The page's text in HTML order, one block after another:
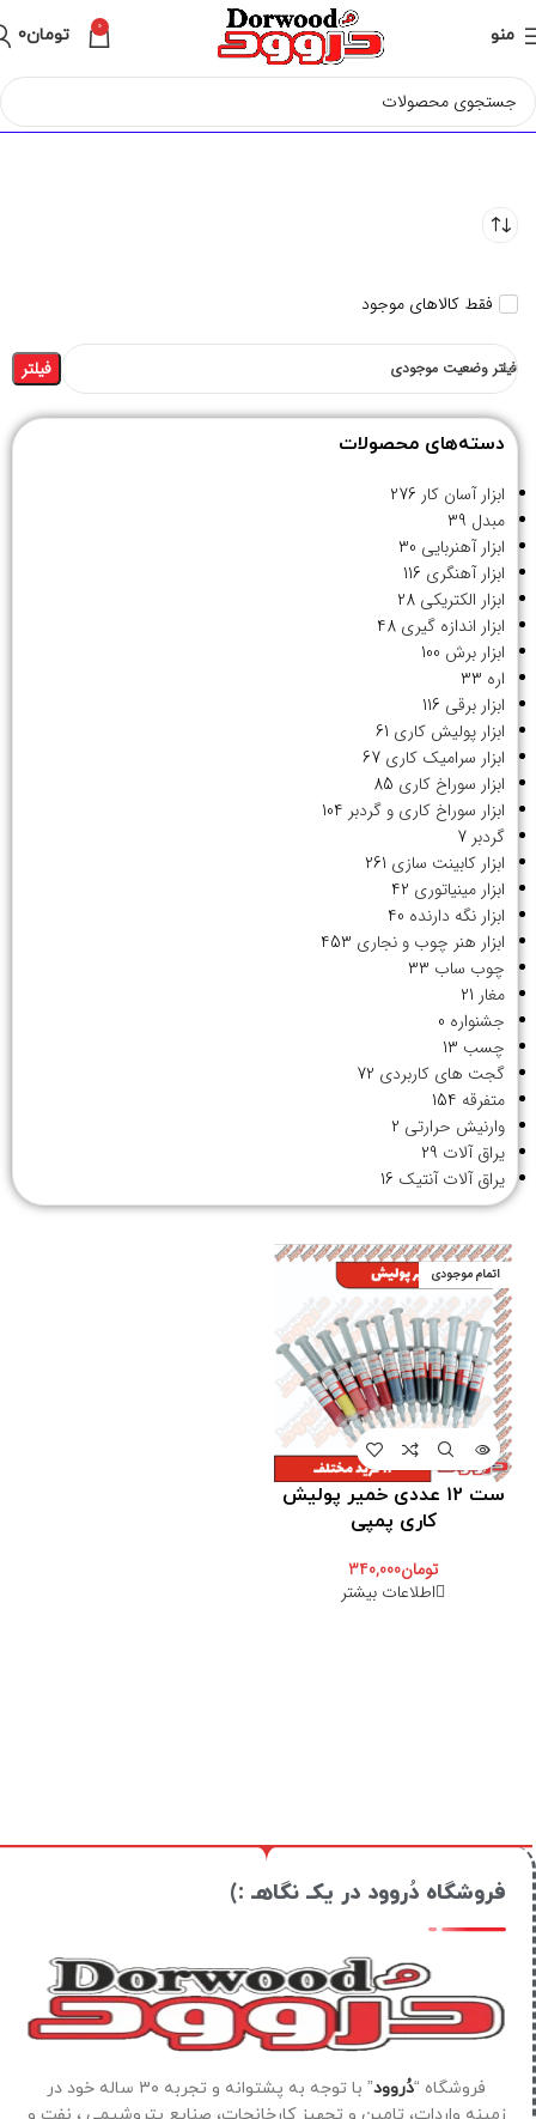
منو 0 تومان0
فقط کالاهای موجود
فیلتر وضعیت موجودی فیلتر
دسته‌های محصولات
ابزار آسان کار 276
مبدل 39
ابزار آهنربایی 30
ابزار آهنگری 116
ابزار الکتریکی 28
ابزار اندازه گیری 48
ابزار برش 100
اره 33
ابزار برقی 116
ابزار پولیش کاری 61
ابزار سرامیک کاری 67
ابزار سوراخ کاری 85
ابزار سوراخ کاری و گردبر 104
گردبر 7
ابزار کابینت سازی 261
ابزار مینیاتوری 42
ابزار نگه دارنده 40
ابزار هنر چوب و نجاری 453
چوب ساب 33
مغار 21
جشنواره 0
چسب 13
گجت های کاربردی 72
متفرقه 154
وارنیش حرارتی 2
یراق آلات 29
یراق آلات آنتیک 16
اتمام موجودی
ست ۱۲ عددی خمیر پولیش
کاری پمپی
تومان340,000
اطلاعات بیشتر
فروشگاه دُروود در یکـ نگاهـ :)
فروشگاه “دُروود
” با توجه به پشتوانه و تجربه ۳۰ ساله خود در